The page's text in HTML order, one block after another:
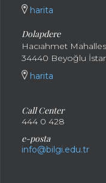
harita
Dolapdere
Hacıahmet
34440 Beyoğlu
harita
Call Center
444 0 428
e-posta
info@bilgi.edu.tr